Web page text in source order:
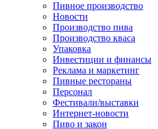
Пивное производство
Новости
Производство пива
Производство кваса
Упаковка
Инвестиции и финансы
Реклама и маркетинг
Пивные рестораны
Персонал
Фестивали/выставки
Интернет-новости
Пиво и закон